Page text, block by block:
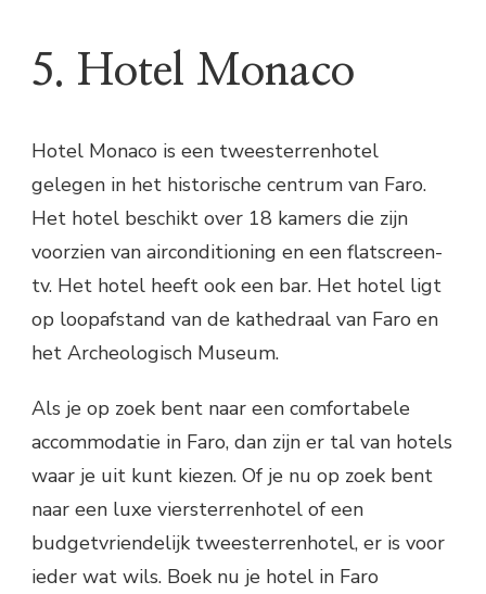
5. Hotel Monaco
Hotel Monaco is een tweesterrenhotel
gelegen in het historische centrum van Faro.
Het hotel beschikt over 18 kamers die zijn
voorzien van airconditioning en een flatscreen-
tv. Het hotel heeft ook een bar. Het hotel ligt
op loopafstand van de kathedraal van Faro en
het Archeologisch Museum.
Als je op zoek bent naar een comfortabele
accommodatie in Faro, dan zijn er tal van hotels
waar je uit kunt kiezen. Of je nu op zoek bent
naar een luxe viersterrenhotel of een
budgetvriendelijk tweesterrenhotel, er is voor
ieder wat wils. Boek nu je hotel in Faro